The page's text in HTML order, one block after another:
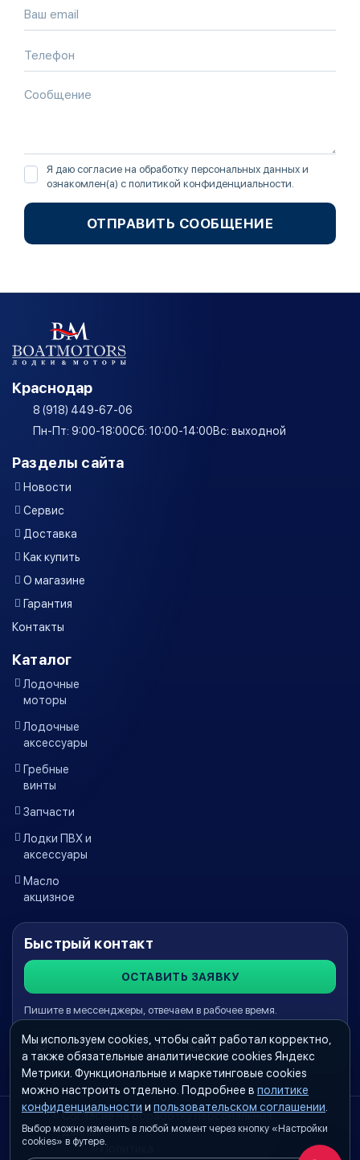
Я даю согласие на обработку персональных данных и
ознакомлен(а) с политикой конфиденциальности
ОТПРАВИТЬ СООБЩЕНИЕ
Краснодар
8 (918) 449-67-06
Пн-Пт: 9:00-18:00Сб: 10:00-14:00Вс: выходной
Разделы сайта
Новости
Сервис
Доставка
Как купить
О магазине
Гарантия
Контакты
Каталог
Лодочные
моторы
Лодочные
аксессуары
Гребные
винты
Запчасти
Лодки ПВХ и
аксессуары
Масло
акцизное
Быстрый контакт
ОСТАВИТЬ ЗАЯВКУ
Пишите в мессенджеры, отвечаем в рабочее время.
WhatsApp Краснодар Telegram
Согласие на обработку персональных
данных
Политика
Мы используем cookies, чтобы сайт работал корректно,
а также обязательные аналитические cookies Яндекс
Метрики. Функциональные и маркетинговые cookies
можно настроить отдельно. Подробнее в политике
конфиденциальности и пользовательском соглашении
Выбор можно изменить в любой момент через кнопку «Настройки
cookies» в футере.